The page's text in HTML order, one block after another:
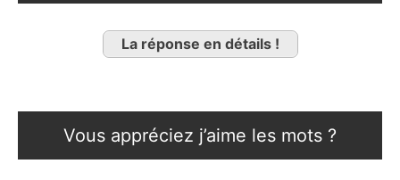
La réponse en détails !
Vous appréciez j’aime les mots ?